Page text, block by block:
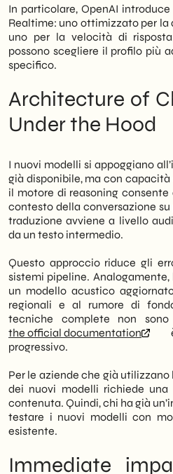
We of SHM Studio
l’evoluzione degli
alle PMI italiane. Quindi,
analizziamo cosa è
impatto immediato ci
valutare già nei prossimi
condividiamo la nostra
prospettive a medio
nel B2B e nel retail.
In particolare, OpenAI
Realtime: uno ottimizzato per
uno per la velocità di
possono scegliere il profilo più
specifico.
Architecture of
Under the Hood
I nuovi modelli si appoggiano
già disponibile, ma con
il motore di reasoning
contesto della conversazione
traduzione avviene a livello
da un testo intermedio.
Questo approccio riduce gli
sistemi pipeline.
un modello acustico
regionali e al rumore di
tecniche complete non
the official documentation
è
progressivo.
Per le aziende che già utilizzano
dei nuovi modelli richiede una
contenuta. Quindi, chi ha già
testare i nuovi modelli con
esistente.
Immediate